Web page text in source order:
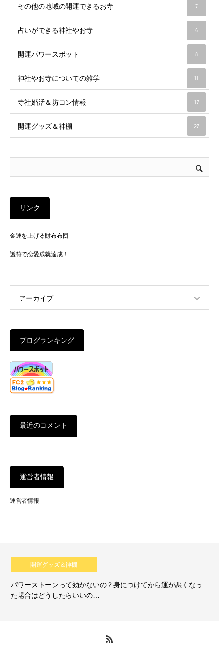
その他の地域の開運できるお寺 7
占いができる神社やお寺 6
開運パワースポット 8
神社やお寺についての雑学 11
寺社婚活＆坊コン情報 17
開運グッズ＆神棚 27
リンク
金運を上げる財布布団
護符で恋愛成就達成！
アーカイブ
ブログランキング
最近のコメント
運営者情報
運営者情報
開運グッズ＆神棚
パワーストーンって効かないの？身につけてから運が悪くなっ
た場合はどうしたらいいの…